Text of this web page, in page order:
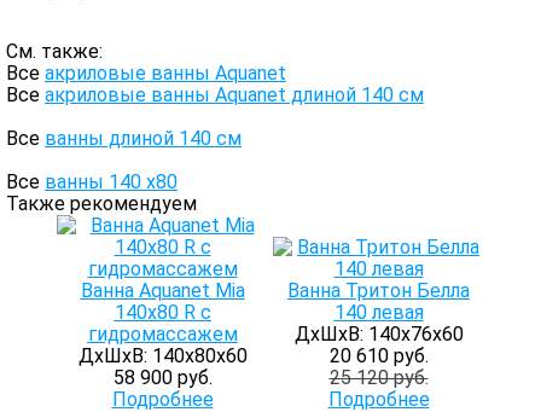
См. также:
Все акриловые ванны Aquanet
Все акриловые ванны Aquanet длиной 140 см
Все ванны длиной 140 см
Все ванны 140 х80
Также рекомендуем
Ванна Aquanet Mia
140x80 R с
гидромассажем
ДхШхВ: 140х80х60
58 900 руб.
Подробнее
Ванна Тритон Белла
140 левая
ДхШхВ: 140х76х60
20 610 руб.
25 120 руб.
Подробнее